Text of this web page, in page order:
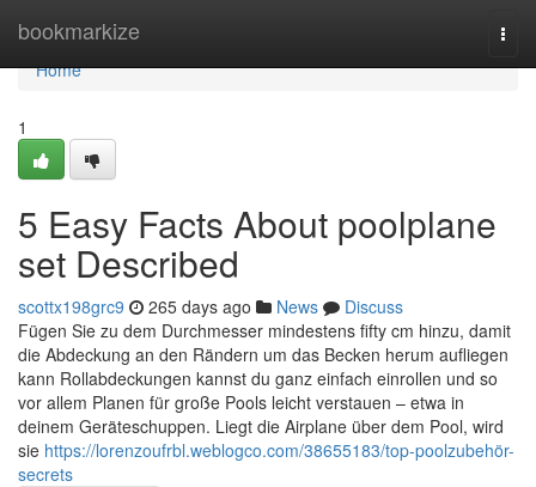
bookmarkize
Home
Home
1
5 Easy Facts About poolplane
set Described
scottx198grc9 265 days ago News
Discuss
Fügen Sie zu dem Durchmesser mindestens fifty cm hinzu, damit
die Abdeckung an den Rändern um das Becken herum aufliegen
kann Rollabdeckungen kannst du ganz einfach einrollen und so
vor allem Planen für große Pools leicht verstauen – etwa in
deinem Geräteschuppen. Liegt die Airplane über dem Pool, wird
sie https://lorenzoufrbl.weblogco.com/38655183/top-poolzubehör-
secrets